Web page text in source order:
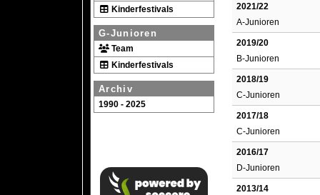
Kinderfestivals
G-Junioren
Team
Kinderfestivals
Archiv
1990 - 2025
2021/22
A-Junioren
2019/20
B-Junioren
2018/19
C-Junioren
2017/18
C-Junioren
2016/17
D-Junioren
2013/14